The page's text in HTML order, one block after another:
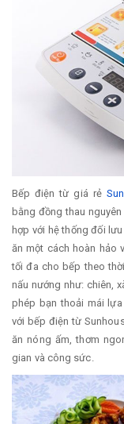
Bếp điện từ giá rẻ
bằng đồng thau
hợp với hệ thống đối
ăn một cách hoàn hảo
tối đa cho bếp theo
nấu nướng như: chiên,
phép bạn thoải mái
với bếp điện từ
ăn nóng ấm, thơm
gian và công sức.